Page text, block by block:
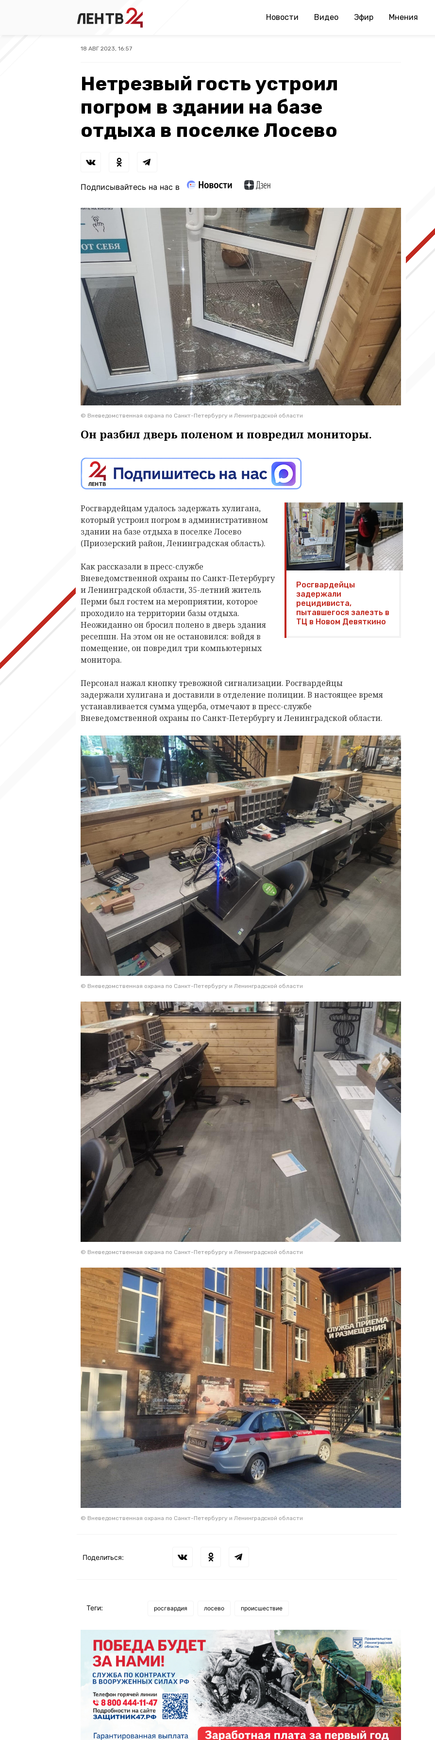
Новости Видео Эфир Мнения
18 АВГ 2023, 16:57
Нетрезвый гость устроил
погром в здании на базе
отдыха в поселке Лосево
Подписывайтесь на нас в
© Вневедомственная охрана по Санкт-Петербургу и Ленинградской области
Он разбил дверь поленом и повредил мониторы.
Росгвардейцы
задержали
рецидивиста,
пытавшегося залезть в
ТЦ в Новом Девяткино
Росгвардейцам удалось задержать хулигана,
который устроил погром в административном
здании на базе отдыха в поселке Лосево
(Приозерский район, Ленинградская область).
Как рассказали в пресс-службе
Вневедомственной охраны по Санкт-Петербургу
и Ленинградской области, 35-летний житель
Перми был гостем на мероприятии, которое
проходило на территории базы отдыха.
Неожиданно он бросил полено в дверь здания
ресепшн. На этом он не остановился: войдя в
помещение, он повредил три компьютерных
монитора.
Персонал нажал кнопку тревожной сигнализации. Росгвардейцы
задержали хулигана и доставили в отделение полиции. В настоящее время
устанавливается сумма ущерба, отмечают в пресс-службе
Вневедомственной охраны по Санкт-Петербургу и Ленинградской области.
© Вневедомственная охрана по Санкт-Петербургу и Ленинградской области
© Вневедомственная охрана по Санкт-Петербургу и Ленинградской области
© Вневедомственная охрана по Санкт-Петербургу и Ленинградской области
Поделиться:
Теги: росгвардия лосево происшествие